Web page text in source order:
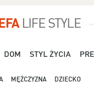
LIFE STYLE
DOM STYL ŻYCIA
MĘŻCZYZNA DZIECKO
Dla Niej - Orsay - 119,99